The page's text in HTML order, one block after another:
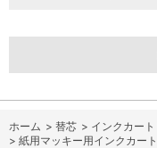
ホーム > 替芯 > インクカー
> 紙用マッキー用インクカー